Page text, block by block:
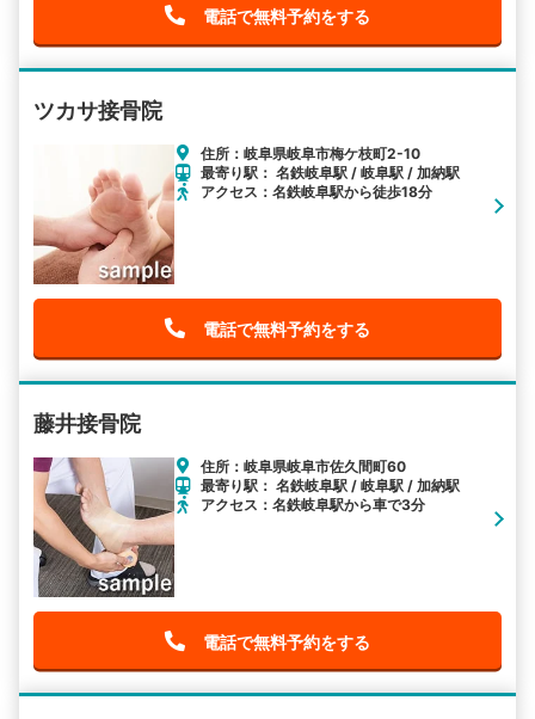
電話で無料予約をする
ツカサ接骨院
住所：岐阜県岐阜市梅ケ枝町2-10
最寄り駅： 名鉄岐阜駅 / 岐阜駅 / 加納駅
アクセス：名鉄岐阜駅から徒歩18分
電話で無料予約をする
藤井接骨院
住所：岐阜県岐阜市佐久間町60
最寄り駅： 名鉄岐阜駅 / 岐阜駅 / 加納駅
アクセス：名鉄岐阜駅から車で3分
電話で無料予約をする